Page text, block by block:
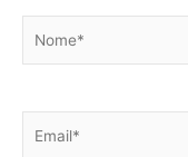
Nome*
Email*